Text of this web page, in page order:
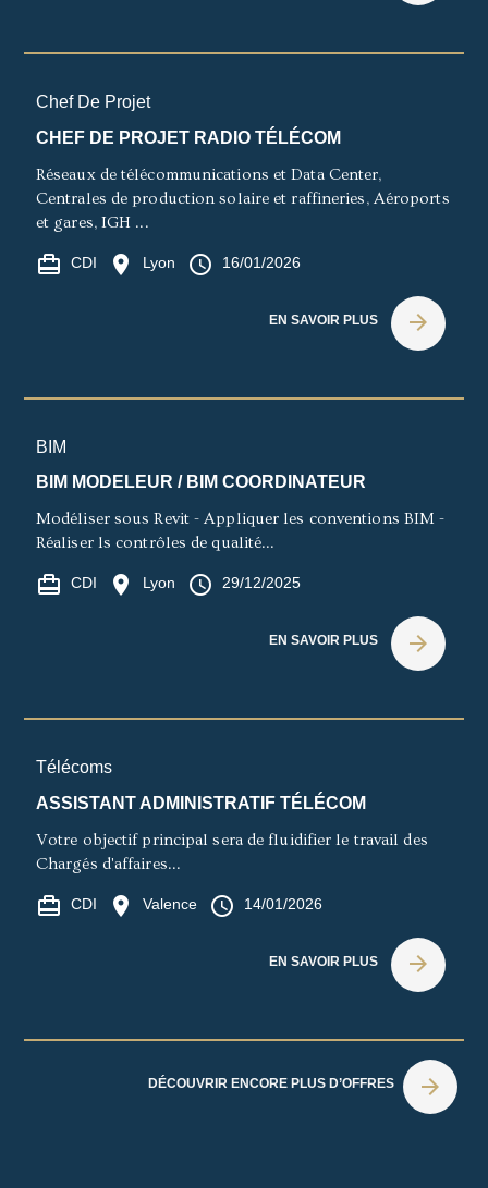
Chef De Projet
CHEF DE PROJET RADIO TÉLÉCOM
Réseaux de télécommunications et Data Center,
Centrales de production solaire et raffineries, Aéroports
et gares, IGH ...
card_travel CDI location_on Lyon access_time 16/01/2026
EN SAVOIR PLUS arrow_forward
BIM
BIM MODELEUR / BIM COORDINATEUR
Modéliser sous Revit - Appliquer les conventions BIM -
Réaliser ls contrôles de qualité...
card_travel CDI location_on Lyon access_time 29/12/2025
EN SAVOIR PLUS arrow_forward
Télécoms
ASSISTANT ADMINISTRATIF TÉLÉCOM
Votre objectif principal sera de fluidifier le travail des
Chargés d'affaires...
card_travel CDI location_on Valence access_time 14/01/2026
EN SAVOIR PLUS arrow_forward
DÉCOUVRIR ENCORE PLUS D’OFFRES arrow_forward